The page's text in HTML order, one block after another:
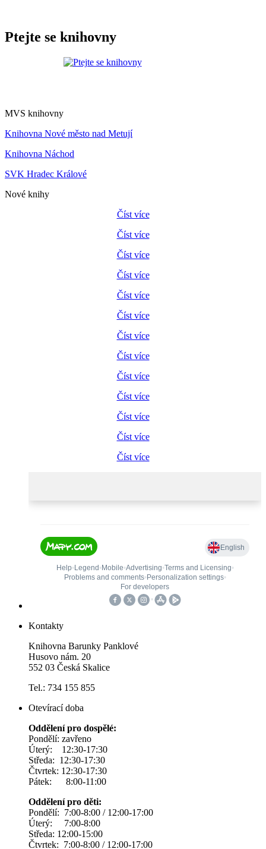
Ptejte se knihovny
MVS knihovny
Knihovna Nové město nad Metují
Knihovna Náchod
SVK Hradec Králové
Nové knihy
Číst více
Číst více
Číst více
Číst více
Číst více
Číst více
Číst více
Číst více
Číst více
Číst více
Číst více
Číst více
Číst více
Kontakty
Knihovna Barunky Panklové
Husovo nám. 20
552 03 Česká Skalice
Tel.: 734 155 855
Otevírací doba
Oddělení pro dospělé:
Pondělí: zavřeno
Úterý: 12:30-17:30
Středa: 12:30-17:30
Čtvrtek: 12:30-17:30
Pátek: 8:00-11:00
Oddělení pro děti:
Pondělí: 7:00-8:00 / 12:00-17:00
Úterý: 7:00-8:00
Středa: 12:00-15:00
Čtvrtek: 7:00-8:00 / 12:00-17:00